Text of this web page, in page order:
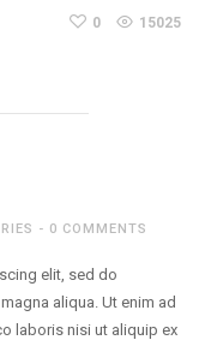
0 15025
0 COMMENTS
elit, sed do
aliqua. Ut enim ad
laboris nisi ut aliquip ex